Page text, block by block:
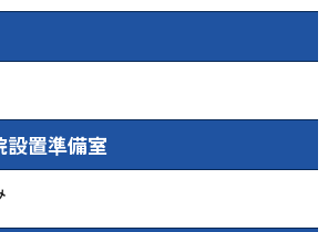
設置準備室